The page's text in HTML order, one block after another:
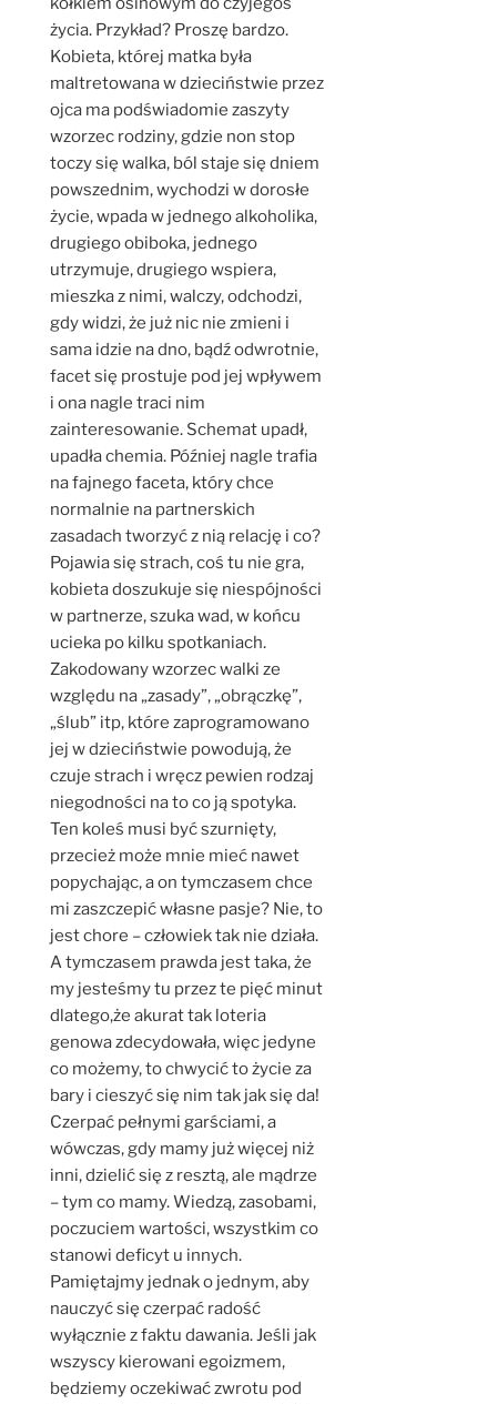
życia. Przykład? Proszę bardzo.
Kobieta, której matka była
maltretowana w dzieciństwie przez
ojca ma podświadomie zaszyty
wzorzec rodziny, gdzie non stop
toczy się walka, ból staje się dniem
powszednim, wychodzi w dorosłe
życie, wpada w jednego alkoholika,
drugiego obiboka, jednego
utrzymuje, drugiego wspiera,
mieszka z nimi, walczy, odchodzi,
gdy widzi, że już nic nie zmieni i
sama idzie na dno, bądź odwrotnie,
facet się prostuje pod jej wpływem
i ona nagle traci nim
zainteresowanie. Schemat upadł,
upadła chemia. Później nagle trafia
na fajnego faceta, który chce
normalnie na partnerskich
zasadach tworzyć z nią relację i co?
Pojawia się strach, coś tu nie gra,
kobieta doszukuje się niespójności
w partnerze, szuka wad, w końcu
ucieka po kilku spotkaniach.
Zakodowany wzorzec walki ze
względu na „zasady”, „obrączkę”,
„ślub” itp, które zaprogramowano
jej w dzieciństwie powodują, że
czuje strach i wręcz pewien rodzaj
niegodności na to co ją spotyka.
Ten koleś musi być szurnięty,
przecież może mnie mieć nawet
popychając, a on tymczasem chce
mi zaszczepić własne pasje? Nie, to
jest chore – człowiek tak nie działa.
A tymczasem prawda jest taka, że
my jesteśmy tu przez te pięć minut
dlatego,że akurat tak loteria
genowa zdecydowała, więc jedyne
co możemy, to chwycić to życie za
bary i cieszyć się nim tak jak się da!
Czerpać pełnymi garściami, a
wówczas, gdy mamy już więcej niż
inni, dzielić się z resztą, ale mądrze
– tym co mamy. Wiedzą, zasobami,
poczuciem wartości, wszystkim co
stanowi deficyt u innych.
Pamiętajmy jednak o jednym, aby
nauczyć się czerpać radość
wyłącznie z faktu dawania. Jeśli jak
wszyscy kierowani egoizmem,
będziemy oczekiwać zwrotu pod